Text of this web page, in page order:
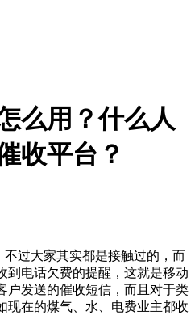
么用？什么人
收平台？
过大家其实都是接触过的，而
到电话欠费的提醒，这就是移动
户发送的催收短信，而且对于类
现在的煤气、水、电费业主都收